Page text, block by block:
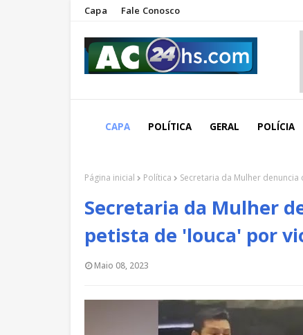
Capa Fale Conosco
CAPA POLÍTICA GERAL POLÍCIA
Página inicial Política Secretaria da Mulher
Secretaria da Mulher
petista de 'louca' por
Maio 08, 2023